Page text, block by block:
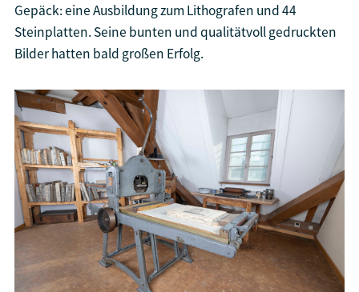
Gepäck: eine Ausbildung zum Lithografen und 44
Steinplatten. Seine bunten und qualitätvoll gedruckten
Bilder hatten bald großen Erfolg.